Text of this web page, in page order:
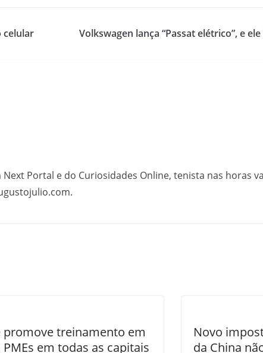
celular Volkswagen lança “Passat elétrico”, e
Portal e do Curiosidades Online, tenista nas horas
promove treinamento em
PMEs em todas as capitais
Novo
da China